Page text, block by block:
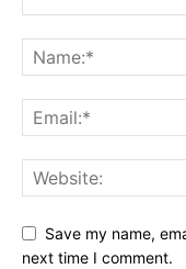
Save my name,
next time I comment.